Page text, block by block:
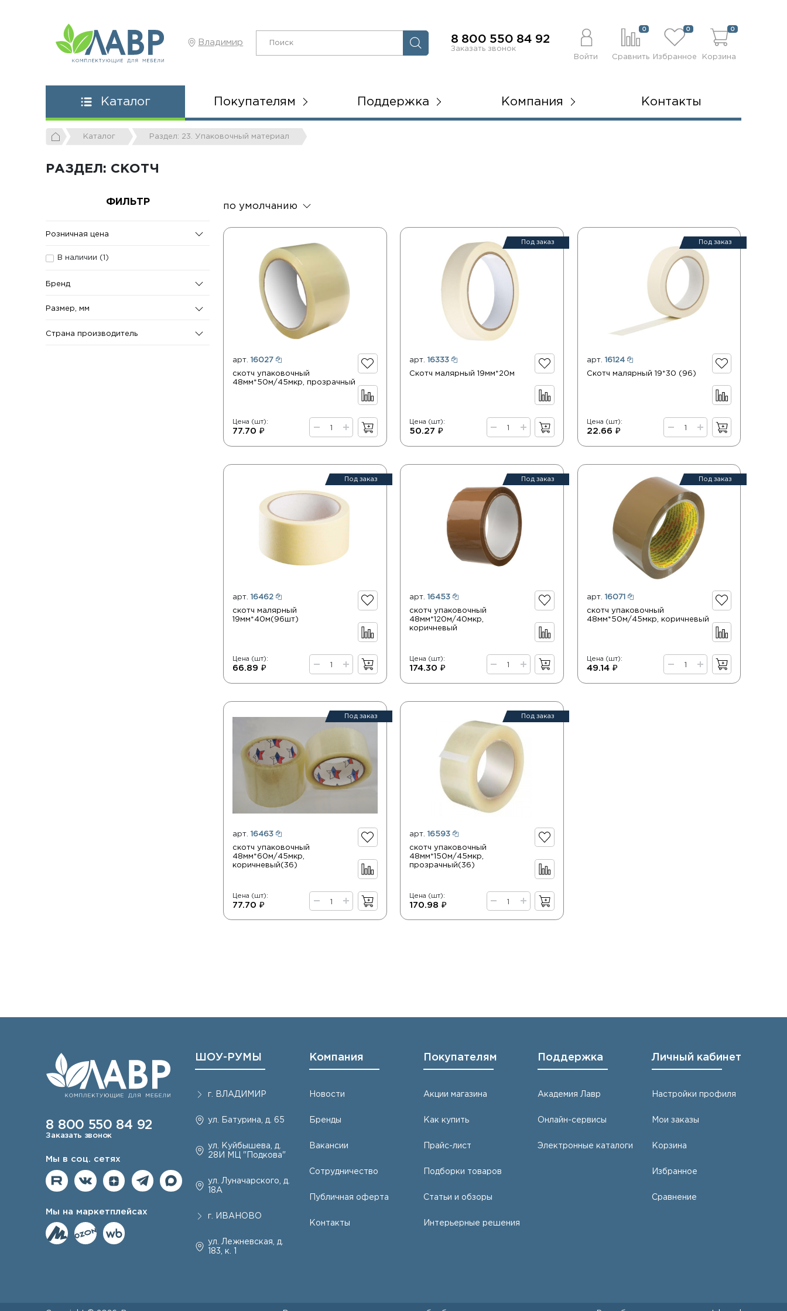
Владимир 8 800 550 84 92
Заказать звонок
Войти
0
Сравнить
0
Избранное
0
Корзина
Каталог Покупателям Поддержка Компания Контакты
Каталог Раздел: 23. Упаковочный материал
РАЗДЕЛ: СКОТЧ
ФИЛЬТР
Розничная цена
В наличии (1 )
Бренд
Размер, мм
Страна производитель
по умолчанию
арт. 16027
скотч упаковочный
48мм*50м/45мкр, прозрачный
Цена (шт):
77.70 ₽
Под заказ
арт.16333
Скотч малярный 19мм*20м
Цена (шт):
50.27 ₽
Под заказ
арт. 16124
Скотч малярный 19*30 (96)
Цена (шт):
22.66 ₽
Под заказ
арт. 16462
скотч малярный
19мм*40м(96шт)
Цена (шт):
66.89 ₽
Под заказ
арт.16453
скотч упаковочный
48мм*120м/40мкр,
коричневый
Цена (шт):
174.30 ₽
Под заказ
арт. 16071
скотч упаковочный
48мм*50м/45мкр, коричневый
Цена (шт):
49.14 ₽
Под заказ
арт. 16463
скотч упаковочный
48мм*60м/45мкр,
коричневый(36)
Цена (шт):
77.70 ₽
Под заказ
арт.16593
скотч упаковочный
48мм*150м/45мкр,
прозрачный(36)
Цена (шт):
170.98 ₽
8 800 550 84 92
Заказать звонок
Мы в соц. сетях
Мы на маркетплейсах
ШОУ-РУМЫ
г. ВЛАДИМИР
ул. Батурина, д. 65
ул. Куйбышева, д.
28И МЦ "Подкова"
ул. Луначарского, д.
18А
г. ИВАНОВО
ул. Лежневская, д.
183, к. 1
Компания
Новости
Бренды
Вакансии
Сотрудничество
Публичная оферта
Контакты
Покупателям
Акции магазина
Как купить
Прайс-лист
Подборки товаров
Статьи и обзоры
Интерьерные решения
Поддержка
Академия Лавр
Онлайн-сервисы
Электронные каталоги
Личный кабинет
Настройки профиля
Мои заказы
Корзина
Избранное
Сравнение